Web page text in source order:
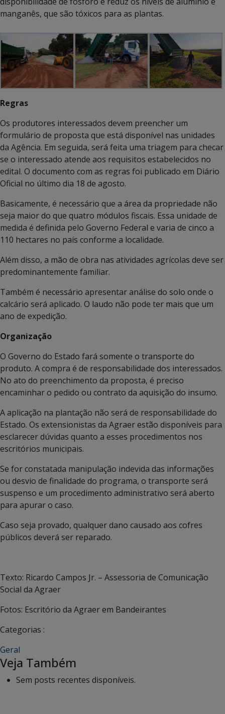
manganês, que são tóxicos para as plantas.
Regras
Os produtores interessados devem preencher um
formulário de proposta que está disponível nas unidades
da Agência. Em seguida, será feita uma triagem para checar
se o interessado atende aos requisitos estabelecidos no
edital. O documento com as regras foi publicado em Diário
Oficial no último dia 18 de agosto.
Basicamente, é necessário que a área da propriedade não
seja maior do que quatro módulos fiscais. Essa unidade de
medida é definida pelo Governo Federal e varia de cinco a
110 hectares no país conforme a localidade.
Além disso, a mão de obra nas atividades agrícolas deve ser
predominantemente familiar.
Também é necessário apresentar análise do solo onde o
calcário será aplicado. O laudo não pode ter mais que um
ano de expedição.
Organização
O Governo do Estado fará somente o transporte do
produto. A compra é de responsabilidade dos interessados.
No ato do preenchimento da proposta, é preciso
encaminhar o pedido ou contrato da aquisição do insumo.
A aplicação na plantação não será de responsabilidade do
Estado. Os extensionistas da Agraer estão disponíveis para
esclarecer dúvidas quanto a esses procedimentos nos
escritórios municipais.
Se for constatada manipulação indevida das informações
ou desvio de finalidade do programa, o transporte será
suspenso e um procedimento administrativo será aberto
para apurar o caso.
Caso seja provado, qualquer dano causado aos cofres
públicos deverá ser reparado.
Texto: Ricardo Campos Jr. – Assessoria de Comunicação
Social da Agraer
Fotos: Escritório da Agraer em Bandeirantes
Categorias :
Geral
Veja Também
Sem posts recentes disponíveis.